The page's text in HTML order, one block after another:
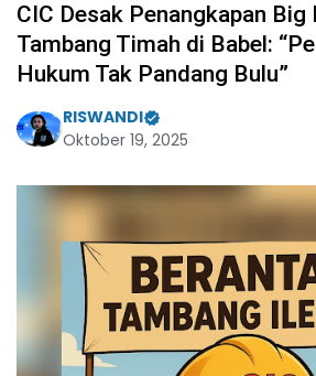
CIC Desak Penangkapan
Tambang Timah di Babel:
Hukum Tak Pandang Bulu”
RISWANDI
Oktober 19, 2025